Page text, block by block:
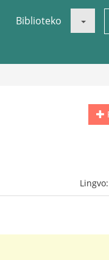
Biblioteko
Lingvo: